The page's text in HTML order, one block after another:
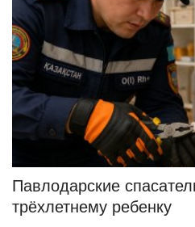
Павлодарские
трёхлетнему ребенку